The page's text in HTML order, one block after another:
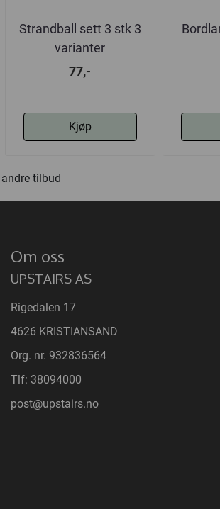
Strandball sett 3 stk 3
varianter
77,-
Kjøp
tilbud
Om oss
UPSTAIRS AS
Rigedalen 17
4626 KRISTIANSAND
Org. nr. 932836564
Tlf: 38094000
post@upstairs.no